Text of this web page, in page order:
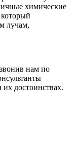
химические
лучам,
нам по
их достоинствах.